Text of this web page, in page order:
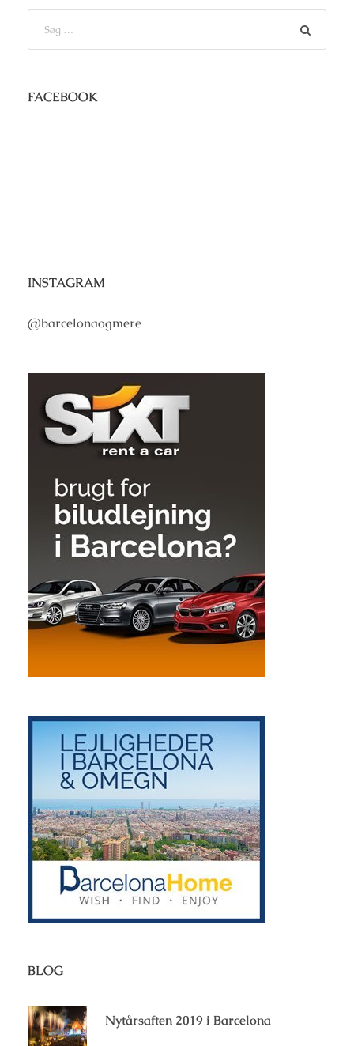
FACEBOOK
INSTAGRAM
@barcelonaogmere
BLOG
Nytårsaften 2019 i Barcelona